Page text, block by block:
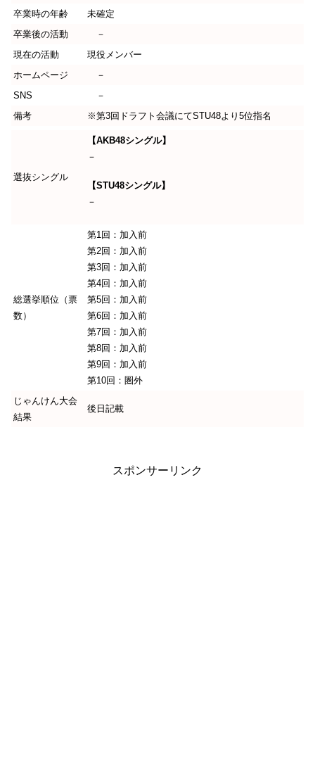
卒業時の年齢
未確定
卒業後の活動
－
現在の活動
現役メンバー
ホームページ
－
SNS
－
備考
※第3回ドラフト会議にてSTU48より5位指名
選抜シングル
【AKB48シングル】
－
【STU48シングル】
－
総選挙順位（票
数）
第1回：加入前
第2回：加入前
第3回：加入前
第4回：加入前
第5回：加入前
第6回：加入前
第7回：加入前
第8回：加入前
第9回：加入前
第10回：圏外
じゃんけん大会
結果
後日記載
スポンサーリンク